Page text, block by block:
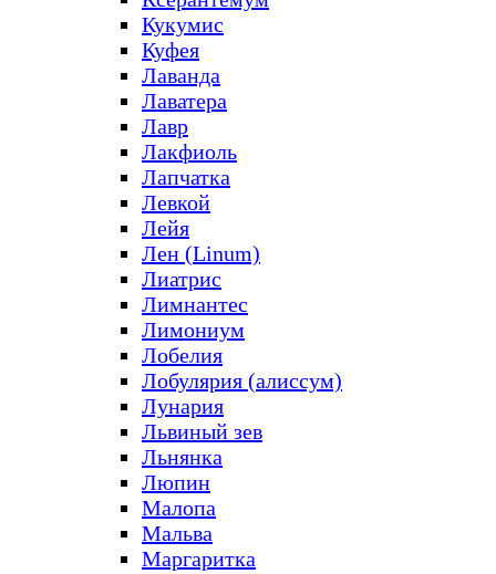
Кукумис
Куфея
Лаванда
Лаватера
Лавр
Лакфиоль
Лапчатка
Левкой
Лейя
Лен (Linum)
Лиатрис
Лимнантес
Лимониум
Лобелия
Лобулярия (алиссум)
Лунария
Львиный зев
Льнянка
Люпин
Малопа
Мальва
Маргаритка